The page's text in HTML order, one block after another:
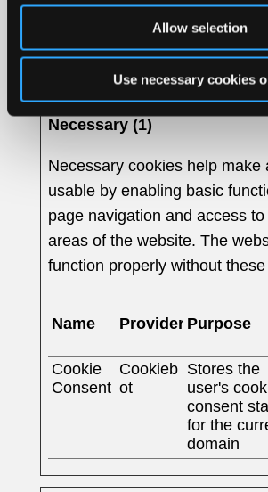
Allow selection
Use necessary cookies
Cookie declaration last updated
21/07/2026 byCookiebot:
Necessary (1)
Necessary cookies help make
usable by enabling basic
page navigation and access
areas of the website. The
function properly without
Name Provider Purpose
Cookie
Consent
Cookieb
ot
Stores the
user's
consent
for the
domain